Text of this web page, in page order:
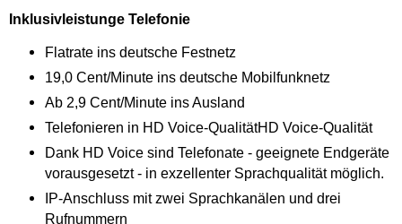
Inklusivleistunge Telefonie
Flatrate ins deutsche Festnetz
19,0 Cent/Minute ins deutsche Mobilfunknetz
Ab 2,9 Cent/Minute ins Ausland
Telefonieren in HD Voice-QualitätHD Voice-Qualität
Dank HD Voice sind Telefonate - geeignete Endgeräte
vorausgesetzt - in exzellenter Sprachqualität möglich.
IP-Anschluss mit zwei Sprachkanälen und drei
Rufnummern